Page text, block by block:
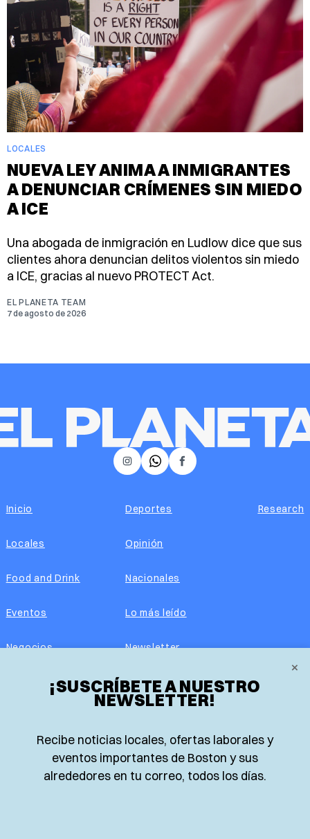
LOCALES
NUEVA LEY ANIMA A INMIGRANTES
A DENUNCIAR CRÍMENES SIN MIEDO
A ICE
Una abogada de inmigración en Ludlow dice que sus
clientes ahora denuncian delitos violentos sin miedo
a ICE, gracias al nuevo PROTECT Act.
EL PLANETA TEAM
7 de agosto de 2026
×
¡SUSCRÍBETE A NUESTRO
NEWSLETTER!
Recibe noticias locales, ofertas laborales y
eventos importantes de Boston y sus
alrededores en tu correo, todos los días.
𝕏 Facebook
Instagram
Inicio
Locales
Food and Drink
Eventos
Negocios
Real Estate
Guía de Recursos
Deportes
Opinión
Nacionales
Lo más leído
Newsletter
Edición impresa
Advertise with us
Research